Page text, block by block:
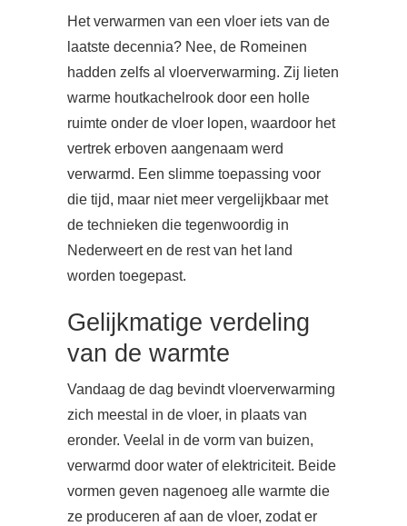
Het verwarmen van een vloer iets van de
laatste decennia? Nee, de Romeinen
hadden zelfs al vloerverwarming. Zij lieten
warme houtkachelrook door een holle
ruimte onder de vloer lopen, waardoor het
vertrek erboven aangenaam werd
verwarmd. Een slimme toepassing voor
die tijd, maar niet meer vergelijkbaar met
de technieken die tegenwoordig in
Nederweert en de rest van het land
worden toegepast.
Gelijkmatige verdeling
van de warmte
Vandaag de dag bevindt vloerverwarming
zich meestal in de vloer, in plaats van
eronder. Veelal in de vorm van buizen,
verwarmd door water of elektriciteit. Beide
vormen geven nagenoeg alle warmte die
ze produceren af aan de vloer, zodat er